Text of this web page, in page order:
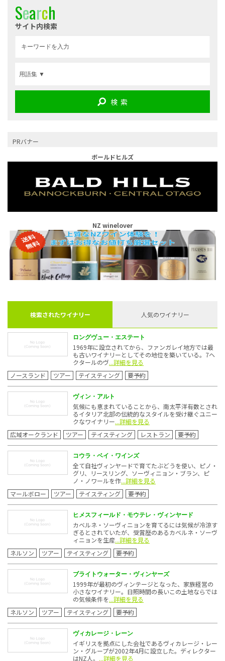
Search
サイト内検索
検 索
PRバナー
ボールドヒルズ
NZ winelover
検索されたワイナリー 人気のワイナリー
ロングヴュー・エステート
1969年に設立されてから、ファンガレイ地方では最
も古いワイナリーとしてその地位を築いている。7ヘ
クタールのヴ...詳細を見る
ノースランド
ツアー テイスティング 要予約
ヴィン・アルト
気候にも恵まれていることから、南太平洋有数とされ
るイタリア北部の伝統的なスタイルを受け継ぐユニー
クなワイナリー...詳細を見る
広域オークランド
ツアー テイスティング レストラン 要予約
コウラ・ベイ・ワインズ
全て自社ヴィンヤードで育てたぶどうを使い、ピノ・
グリ、リースリング、ソーヴィニョン・ブラン、ピ
ノ・ノワールを作...詳細を見る
マールボロー
ツアー テイスティング 要予約
ヒメスフィールド・モウテレ・ヴィンヤード
カベルネ・ソーヴィニョンを育てるには気候が冷涼す
ぎるとされていたが、受賞歴のあるカベルネ・ソーヴ
ィニョンを生産...詳細を見る
ネルソン
ツアー テイスティング 要予約
ブライトウォーター・ヴィンヤーズ
1999年が最初のヴィンテージとなった、家族経営の
小さなワイナリー。日照時間の長いこの土地ならでは
の気候条件を...詳細を見る
ネルソン
ツアー テイスティング 要予約
ヴィカレージ・レーン
イギリスを拠点にした会社であるヴィカレージ・レー
ン・グループが2002年4月に設立した。ディレクター
はNZ人。 ...詳細を見る